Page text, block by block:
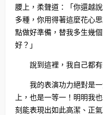
腰上，柔聲道：「你還越
多種，你用得著這麼花心
點做好準備，替我多生幾
好？」
說到這裡，我自己都
我的表演功力絕對是
上，也是一等一！明明我
刻能表現出如此高潔、正